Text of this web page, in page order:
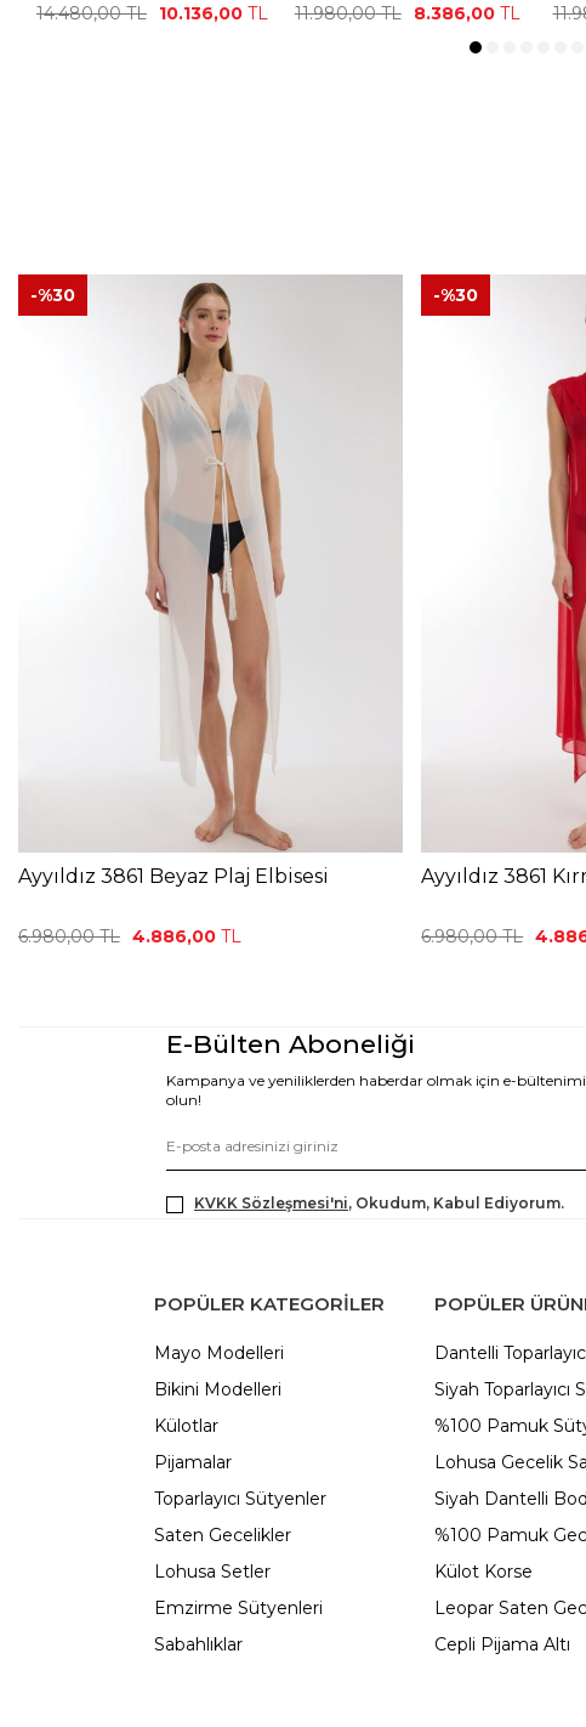
14.480,00TL 10.136,00 TL 11.980,00TL 8.386,00TL
-%30
Ayyıldız 3861 Beyaz Plaj Elbisesi
6.980,00TL 4.886,00 TL
-%30
Ayyıldız 3861
6.980,00TL
E-Bülten Aboneliği
Kampanya ve yeniliklerden haberdar olmak için e-
olun!
KVKK Sözleşmesi'ni, Okudum, Kabul Ediyorum.
POPÜLER KATEGORILER
Mayo Modelleri
Bikini Modelleri
Külotlar
Pijamalar
Toparlayıcı Sütyenler
Saten Gecelikler
Lohusa Setler
Emzirme Sütyenleri
Sabahlıklar
POPÜLER
Dantelli
Siyah Toparlayıcı
%100 Pamuk
Lohusa Gecelik
Siyah Dantelli
%100 Pamuk
Külot Korse
Leopar Saten
Cepli Pijama Altı